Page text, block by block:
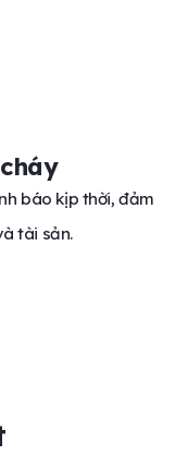
báo kịp thời, đảm
tài sản.